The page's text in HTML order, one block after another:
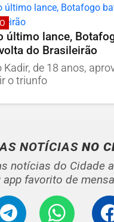
último lance,
do Brasileirão
Kadir, de 18 anos,
o triunfo
NOTÍCIAS NO
notícias do Cidade
app favorito de